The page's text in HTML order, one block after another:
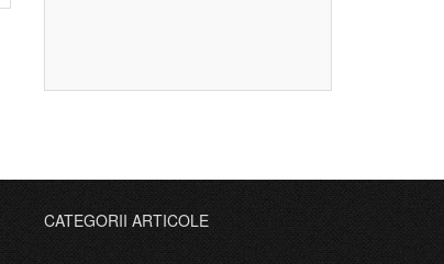
CATEGORII ARTICOLE